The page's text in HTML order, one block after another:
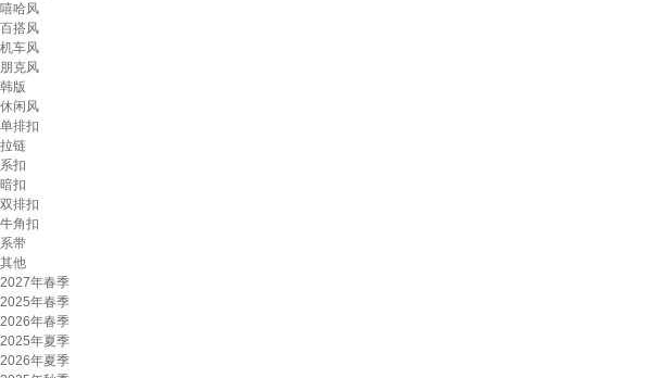
嘻哈风
百搭风
机车风
朋克风
韩版
休闲风
单排扣
拉链
系扣
暗扣
双排扣
牛角扣
系带
其他
2027年春季
2025年春季
2026年春季
2025年夏季
2026年夏季